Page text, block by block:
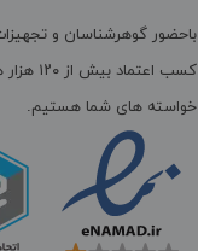
کسب
خواسته های شما هستیم.